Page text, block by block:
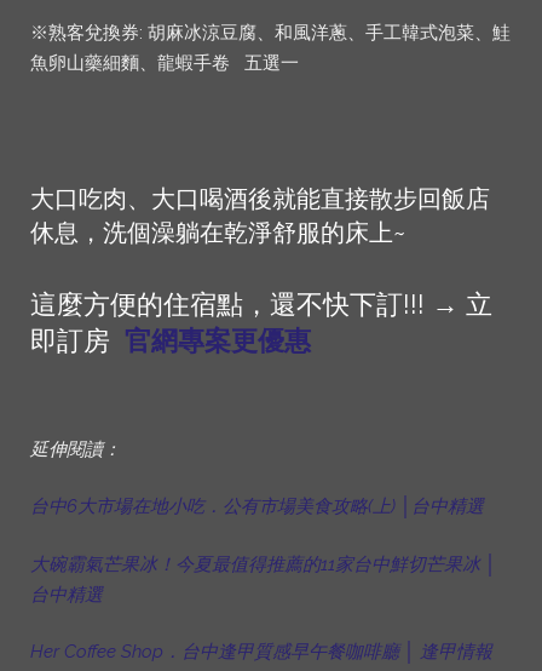
※熟客兌換券: 胡麻冰涼豆腐、和風洋蔥、手工韓式泡菜、鮭
魚卵山藥細麵、龍蝦手卷 五選一
大口吃肉、大口喝酒後就能直接散步回飯店
休息，洗個澡躺在乾淨舒服的床上~
這麼方便的住宿點，還不快下訂!!! → 立
即訂房 官網專案更優惠
延伸閱讀：
台中6大市場在地小吃．公有市場美食攻略(上) │台中精選
大碗霸氣芒果冰！今夏最值得推薦的11家台中鮮切芒果冰 │
台中精選
Her Coffee Shop．台中逢甲質感早午餐咖啡廳 │ 逢甲情報